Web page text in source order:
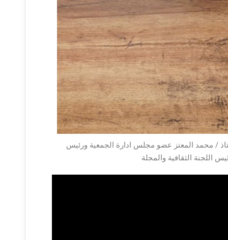
المحاسبة المصري رقم 24 ضريبة الدخل المتحدثون الاستاذ / محمد المعتز عضو مجلس ادارة الجمعية ورئيس
اللجنة الثقافية والمجلة